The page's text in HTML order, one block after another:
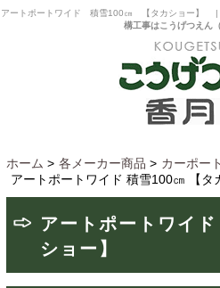
アートポートワイド 積雪100㎝ 【タカショー】 |
構工事はこうげつえん
ホーム > 各メーカー商品 > カーポート
アートポートワイド 積雪100㎝ 【タ
アートポートワイ
ショー】